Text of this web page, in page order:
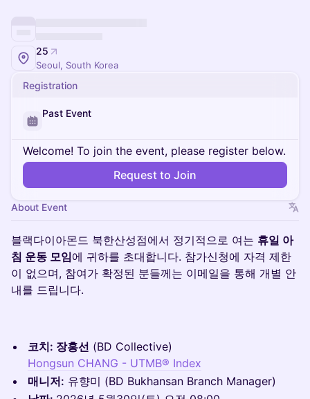
25
Seoul, South Korea
Registration
Past Event
Welcome! To join the event, please register below.
Request to Join
About Event
블랙다이아몬드 북한산성점에서 정기적으로 여는 휴일 아
침 운동 모임에 귀하를 초대합니다. 참가신청에 자격 제한
이 없으며, 참여가 확정된 분들께는 이메일을 통해 개별 안
내를 드립니다.
코치: 장홍선 (BD Collective)
Hongsun CHANG - UTMB® Index
매니저: 유향미 (BD Bukhansan Branch Manager)